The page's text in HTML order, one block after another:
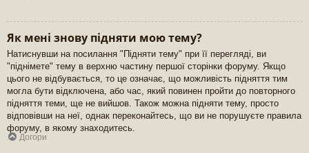
Як мені знову підняти мою тему?
Натиснувши на посилання "Підняти тему" при її перегляді, ви
"піднімете" тему в верхню частину першої сторінки форуму. Якщо
цього не відбувається, то це означає, що можливість підняття тим
могла бути відключена, або час, який повинен пройти до повторного
підняття теми, ще не вийшов. Також можна підняти тему, просто
відповівши на неї, однак переконайтесь, що ви не порушуєте правила
форуму, в якому знаходитесь.
Догори